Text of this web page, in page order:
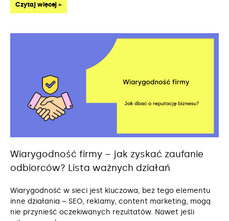
Czytaj więcej »
Wiarygodność firmy – jak zyskać zaufanie
odbiorców? Lista ważnych działań
Wiarygodność w sieci jest kluczowa, bez tego elementu
inne działania – SEO, reklamy, content marketing, mogą
nie przynieść oczekiwanych rezultatów. Nawet jeśli